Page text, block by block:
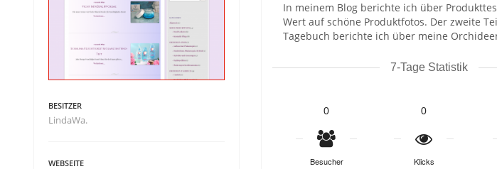
In meinem Blog berichte ich über
Wert auf schöne Produktfotos. Der zweite
Tagebuch berichte ich über meine
7-Tage Statistik
0
Besucher
0
Klicks
BESITZER
LindaWa.
WEBSEITE